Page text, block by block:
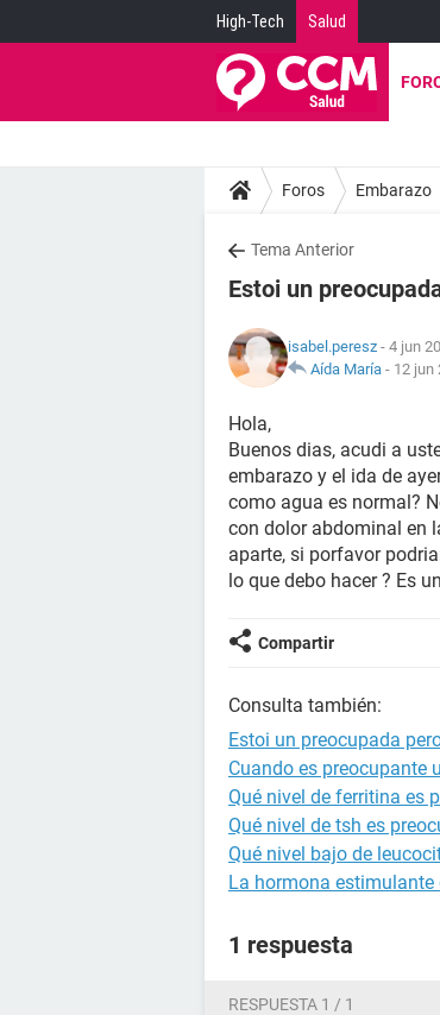
High-Tech Salud
Foros Embarazo
Tema Anterior
Estoi un
isabel.peresz - 4 jun
Aída María - 12 jun
Hola,
Buenos dias, acudi a
embarazo y el ida de
como agua es normal?
con dolor abdominal en
aparte, si porfavor
lo que debo hacer ? Es
Compartir
Consulta también:
Estoi un preocupada
Cuando es preocupante
Qué nivel de ferritina es
Qué nivel de tsh es
Qué nivel bajo de
La hormona estimulante
1 respuesta
RESPUESTA 1 / 1